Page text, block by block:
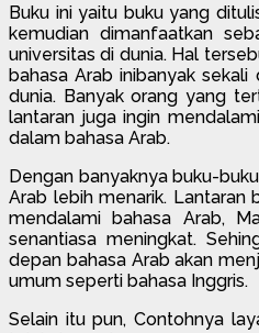
Buku ini yaitu buku yang
kemudian dimanfaatkan
universitas di dunia. Hal
bahasa Arab inibanyak
dunia. Banyak orang yang
lantaran juga ingin
dalam bahasa Arab.
Dengan banyaknya buku-
Arab lebih menarik. Lantaran
mendalami bahasa Arab,
senantiasa meningkat.
depan bahasa Arab akan
umum seperti bahasa Inggris.
Selain itu pun, Contohnya